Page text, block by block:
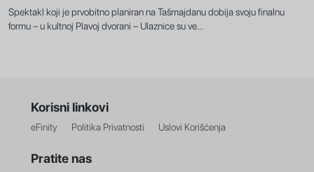
Spektakl koji je prvobitno planiran na Tašmajdanu dobija svoju finalnu
formu – u kultnoj Plavoj dvorani – Ulaznice su ve...
Korisni linkovi
eFinity Politika Privatnosti Uslovi Korišćenja
Pratite nas